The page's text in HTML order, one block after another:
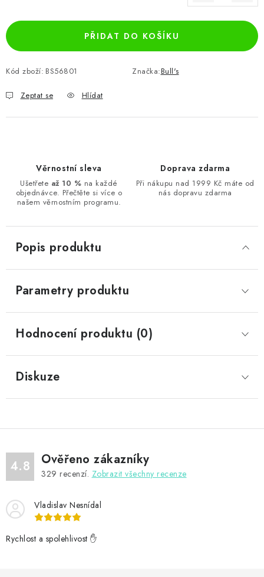
PŘIDAT DO KOŠÍKU
Kód zboží: BS56801 Značka:Bull's
Zeptat se Hlídat
Věrnostní sleva
Ušetřete až 10 % na každé
objednávce. Přečtěte si více o
našem věrnostním programu.
Doprava zdarma
Při nákupu nad 1999 Kč máte od
nás dopravu zdarma
Popis produktu
Parametry produktu
Hodnocení produktu (0)
Diskuze
4.8 Ověřeno zákazníky
329 recenzí. Zobrazit všechny recenze
Vladislav Nesnídal
Rychlost a spolehlivost ✋